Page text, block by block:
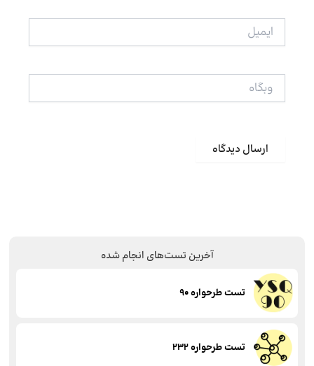
ایمیل
آخرین تست‌های انجام شده
تست طرحواره 90
تست طرحواره 232